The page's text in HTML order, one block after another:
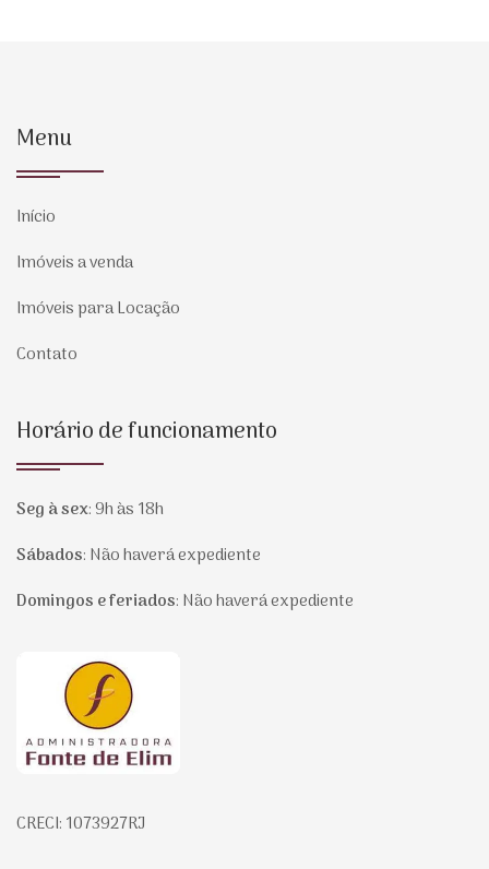
Menu
Início
Imóveis a venda
Imóveis para Locação
Contato
Horário de funcionamento
Seg à sex:9h às 18h
Sábados: Não haverá expediente
Domingos e feriados: Não haverá expediente
Página inicial
CRECI: 1073927RJ